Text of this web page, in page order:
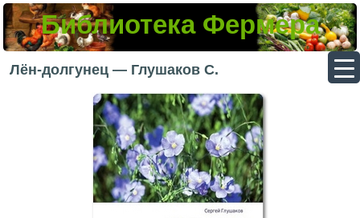
Библиотека Фермера
Лён-долгунец — Глушаков С.